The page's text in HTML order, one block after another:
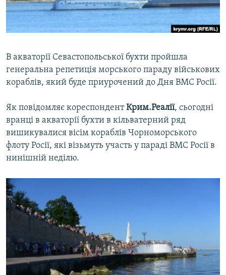
ВІДЕОУРОКИ «ELIFBE»
СВІДЧЕННЯ ОКУПАЦІЇ
ІНФОГРАФІКА
Qırımtatar
ДОЛУЧАЙСЯ!
Усі сайти RFE/RL
В акваторії Севастопольської бухти пройшла
генеральна репетиція морського параду військових
кораблів, який буде приурочений до Дня ВМС Росії.
Як повідомляє кореспондентКрим.Реалії, сьогодні
вранці в акваторії бухти в кільватерний ряд
вишикувалися вісім кораблів Чорноморського
флоту Росії, які візьмуть участь у параді ВМС Росії в
нинішній неділю.